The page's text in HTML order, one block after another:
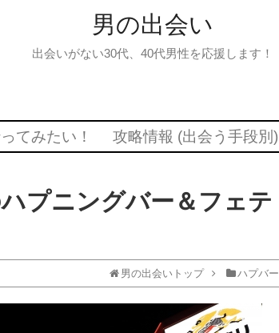
男の出会い
出会いがない30代、40代男性を応援します！
てみたい！ 攻略情報 (出会う手段別)
プニングバー＆フェテ
男の出会いトップ ハプバー